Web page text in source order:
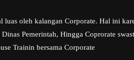
oleh kalangan Corporate. Hal ini
Pemerintah, Hingga Coprorate
Trainin bersama Corporate